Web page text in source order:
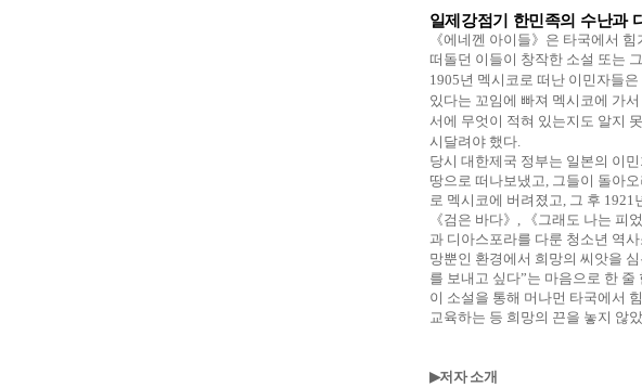
일제강점기 한민족의 수난과
《에네껜 아이들》은 타국에서
떠돌던 이들이 창작한 소설 또는
1905년 멕시코로 떠난 이민자들
있다는 꼬임에 빠져 멕시코에 가
서에 무엇이 적혀 있는지도 알지
시달려야 했다.
당시 대한제국 정부는 일본의 이
땅으로 떠나보냈고
그들이 돌아
로 멕시코에 버려졌고
그 후 1921
《검은 바다》
《그래도 나는 피
과 디아스포라를 다룬 청소년 역
망뿐인 환경에서 희망의 씨앗을
를 보내고 싶다”는 마음으로 한 줄
이 소설을 통해 머나먼 타국에서
교육하는 등 희망의 끈을 놓지 않
▶저자 소개